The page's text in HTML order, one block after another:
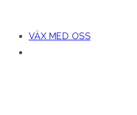
VÄX MED OSS